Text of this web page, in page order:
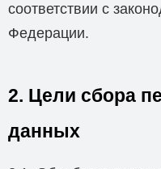
соответствии с
Федерации.
2. Цели сбора
данных